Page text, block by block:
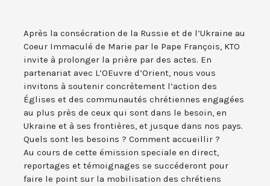
Après la consécration de la Russie et de l’Ukraine au
Coeur Immaculé de Marie par le Pape François, KTO
invite à prolonger la prière par des actes. En
partenariat avec L’OEuvre d’Orient, nous vous
invitons à soutenir concrètement l’action des
Églises et des communautés chrétiennes engagées
au plus près de ceux qui sont dans le besoin, en
Ukraine et à ses frontières, et jusque dans nos pays.
Quels sont les besoins ? Comment accueillir ?
Au cours de cette émission speciale en direct,
reportages et témoignages se succéderont pour
faire le point sur la mobilisation des chrétiens